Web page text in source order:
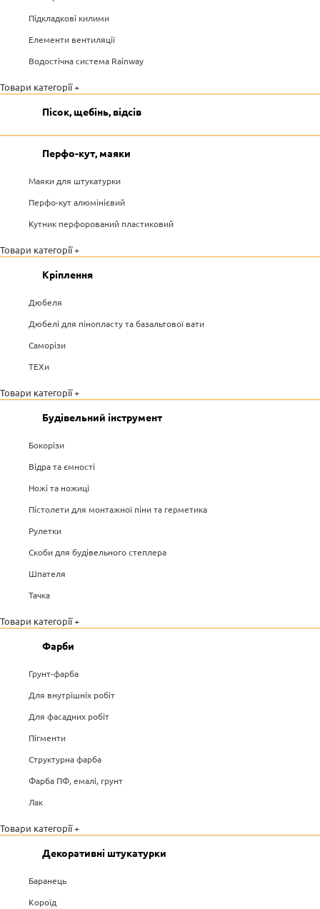
Підкладкові килими
Елементи вентиляції
Водостічна система Rainway
Товари категорії +
Пісок, щебінь, відсів
Перфо-кут, маяки
Маяки для штукатурки
Перфо-кут алюмінієвий
Кутник перфорований пластиковий
Товари категорії +
Кріплення
Дюбеля
Дюбелі для пінопласту та базальтової вати
Саморізи
ТЕХи
Товари категорії +
Будівельний інструмент
Бокорізи
Відра та ємності
Ножі та ножиці
Пістолети для монтажної піни та герметика
Рулетки
Скоби для будівельного степлера
Шпателя
Тачка
Товари категорії +
Фарби
Грунт-фарба
Для внутрішніх робіт
Для фасадних робіт
Пігменти
Структурна фарба
Фарба ПФ, емалі, грунт
Лак
Товари категорії +
Декоративні штукатурки
Баранець
Короїд